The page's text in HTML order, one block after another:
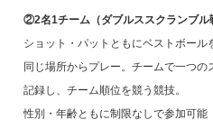
②2名1チーム（ダブルススクランブル
ショット・パットともにベストボール
同じ場所からプレー。チームで一つの
記録し、チーム順位を競う競技。
性別・年齢ともに制限なしで参加可能